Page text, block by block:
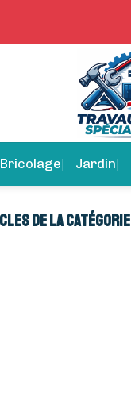
Bricolage Jardin